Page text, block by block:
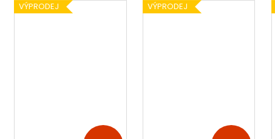
VÝPRODEJ VÝPRODEJ